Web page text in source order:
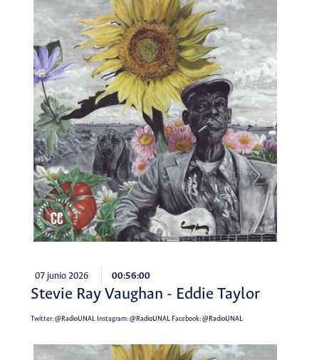
07 junio 2026 00:56:00
Stevie Ray Vaughan - Eddie Taylor
Twitter:@RadioUNALInstagram:@RadioUNALFacebook:@RadioUNAL